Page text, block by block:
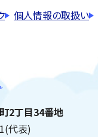
個人情報の取扱い
2丁目34番地
代表)